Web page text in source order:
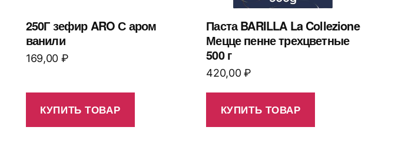
250Г зефир ARO С аром
ванили
169,00 ₽
КУПИТЬ ТОВАР
Паста BARILLA La Collezione
Мецце пенне трехцветные
500 г
420,00₽
КУПИТЬ ТОВАР